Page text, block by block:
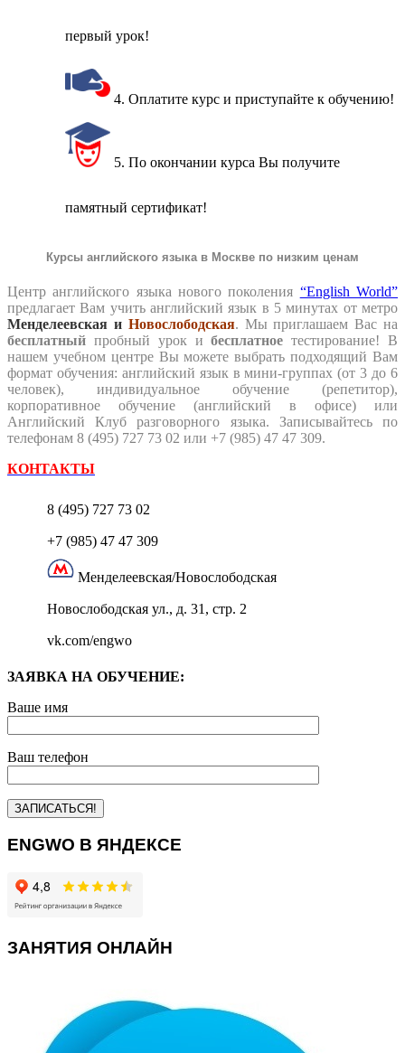
первый урок!
4. Оплатите курс и приступайте к обучению!
5. По окончании курса Вы получите
памятный сертификат!
Курсы английского языка в Москве по низким ценам
Центр английского языка нового поколения “English World”
предлагает Вам учить английский язык в 5 минутах от метро
Менделеевская и Новослободская. Мы приглашаем Вас на
бесплатный пробный урок ибесплатное тестирование! В
нашем учебном центре Вы можете выбрать подходящий Вам
формат обучения: английский язык в мини-группах (от 3 до 6
человек), индивидуальное обучение (репетитор),
корпоративное обучение (английский в офисе) или
Английский Клуб разговорного языка. Записывайтесь по
телефонам 8 (495) 727 73 02 или +7 (985) 47 47 309.
КОНТАКТЫ
8 (495) 727 73 02
+7 (985) 47 47 309
Менделеевская/Новослободская
Новослободская ул., д. 31, стр. 2
vk.com/engwo
ЗАЯВКА НА ОБУЧЕНИЕ:
Ваше имя
Ваш телефон
ENGWO В ЯНДЕКСЕ
ЗАНЯТИЯ ОНЛАЙН